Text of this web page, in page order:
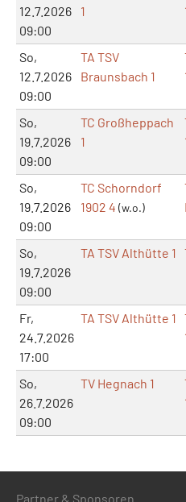
12.7.2026
09:00
1
So,
12.7.2026
09:00
TA TSV
Braunsbach 1
So,
19.7.2026
09:00
TC Großheppach
1
So,
19.7.2026
09:00
TC Schorndorf
1902 4 (w.o.)
So,
19.7.2026
09:00
TA TSV Althütte 1
Fr,
24.7.2026
17:00
TA TSV Althütte 1
So,
26.7.2026
09:00
TV Hegnach 1
Partner & Sponsoren